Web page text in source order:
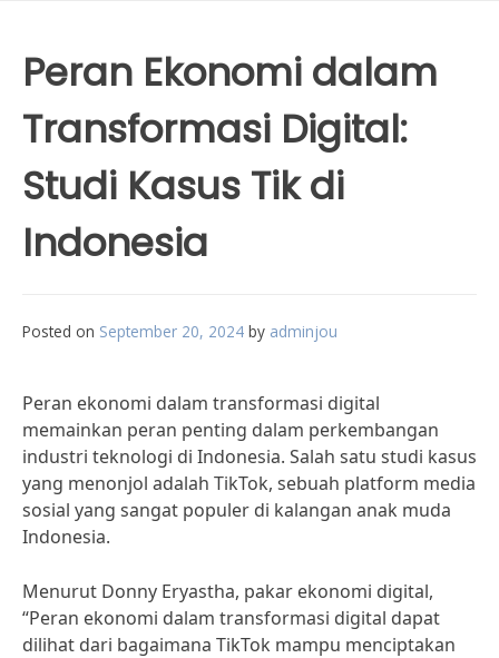
Peran Ekonomi dalam
Transformasi Digital:
Studi Kasus Tik di
Indonesia
Posted on September 20, 2024 by adminjou
Peran ekonomi dalam transformasi digital
memainkan peran penting dalam perkembangan
industri teknologi di Indonesia. Salah satu studi kasus
yang menonjol adalah TikTok, sebuah platform media
sosial yang sangat populer di kalangan anak muda
Indonesia.
Menurut Donny Eryastha, pakar ekonomi digital,
“Peran ekonomi dalam transformasi digital dapat
dilihat dari bagaimana TikTok mampu menciptakan